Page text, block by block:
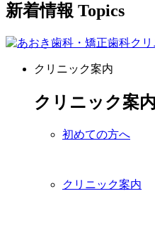
新着情報 Topics
クリニック案内
クリニック案内
初めての方へ
クリニック案内